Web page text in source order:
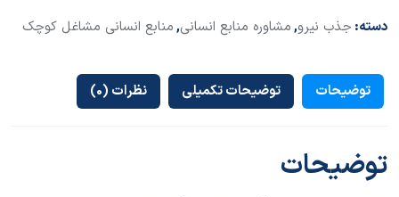
دسته: جذب نیرو,مشاوره منابع انسانی,منابع انسانی مشاغل کوچک
توضیحات توضیحات تکمیلی نظرات (0)
توضیحات